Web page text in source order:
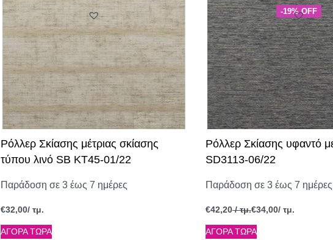
Ρόλλερ Σκίασης μέτριας σκίασης
τύπου λινό SB KT45-01/22
Παράδοση σε 3 έως 7 ημέρες
€32,00/ τμ.
ΑΓΟΡΑ ΤΩΡΑ
-19% OFF
Ρόλλερ Σκίασης υφαντό
SD3113-06/22
Παράδοση σε 3 έως 7 ημέρες
€42,20/ τμ.€34,00/ τμ.
ΑΓΟΡΑ ΤΩΡΑ